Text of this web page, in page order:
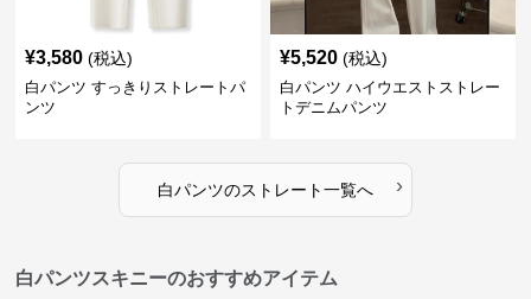
¥3,580 (税込)
白パンツ すっきりストレートパ
ンツ
¥5,520 (税込)
白パンツ ハイウエストストレー
トデニムパンツ
白パンツのストレート一覧へ ›
白パンツスキニーのおすすめアイテム